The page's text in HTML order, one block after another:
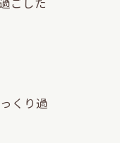
くり過